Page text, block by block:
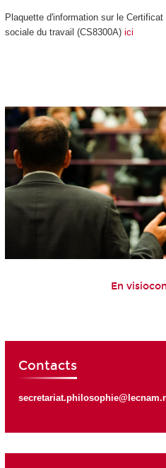
Plaquette d'information sur le
sociale du travail (CS8300A) ici
En
Contacts